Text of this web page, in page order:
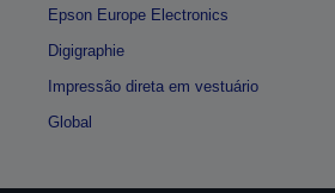
Epson Europe Electronics
Digigraphie
Impressão direta em vestuário
Global